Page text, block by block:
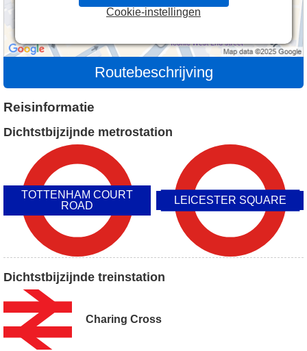
Routebeschrijving
Reisinformatie
Dichtstbijzijnde metrostation
TOTTENHAM COURT
ROAD
LEICESTER SQUARE
Dichtstbijzijnde treinstation
Charing Cross
Cookie-instellingen